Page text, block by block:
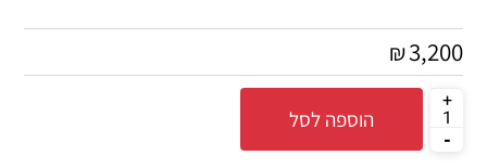
₪3,200
הוספה לסל